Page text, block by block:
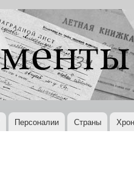
Персоналии Страны